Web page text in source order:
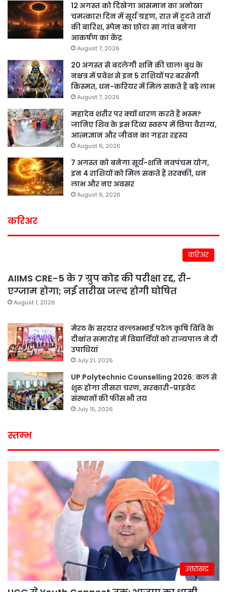
12 अगस्त को दिखेगा आसमान का अनोखा
चमत्कार! दिन में सूर्य ग्रहण, रात में टूटते तारों
की बारिश, स्पेन का छोटा सा गांव बनेगा
आकर्षण का केंद्र
August 7, 2026
20 अगस्त से बदलेगी शनि की चाल! बुध के
नक्षत्र में प्रवेश से इन 5 राशियों पर बरसेगी
किस्मत, धन-करियर में मिल सकते हैं बड़े लाभ
August 7, 2026
महादेव शरीर पर क्यों धारण करते हैं भस्म?
जानिए शिव के इस दिव्य स्वरूप में छिपा वैराग्य,
आत्मज्ञान और जीवन का गहरा रहस्य
August 6, 2026
7 अगस्त को बनेगा सूर्य-शनि नवपंचम योग,
इन 4 राशियों को मिल सकते हैं तरक्की, धन
लाभ और नए अवसर
August 6, 2026
करिअर
करिअर
AIIMS CRE-5 के 7 ग्रुप कोड की परीक्षा रद्द, री-
एग्जाम होगा; नई तारीख जल्द होगी घोषित
August 1, 2026
मेरठ के सरदार वल्लभभाई पटेल कृषि विवि के
दीक्षांत समारोह में विद्यार्थियों को राज्यपाल ने दी
उपाधियां
July 21, 2026
UP Polytechnic Counselling 2026: कल से
शुरू होगा तीसरा चरण, सरकारी-प्राइवेट
संस्थानों की फीस भी तय
July 15, 2026
स्तम्भ
उत्तराखंड